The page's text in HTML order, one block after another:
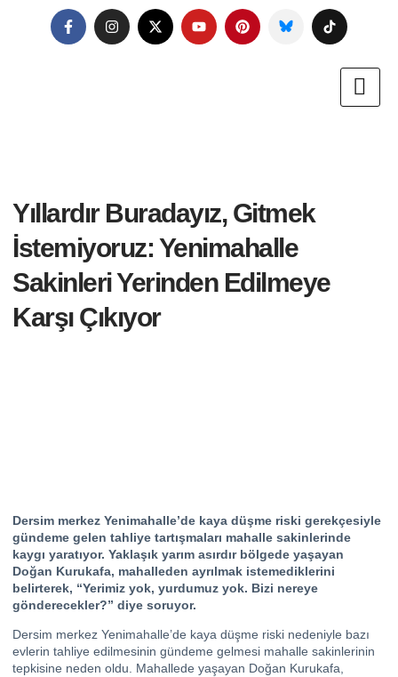
Yıllardır Buradayız, Gitmek
İstemiyoruz: Yenimahalle
Sakinleri Yerinden Edilmeye
Karşı Çıkıyor
Dersim merkez Yenimahalle’de kaya düşme riski gerekçesiyle
gündeme gelen tahliye tartışmaları mahalle sakinlerinde
kaygı yaratıyor. Yaklaşık yarım asırdır bölgede yaşayan
Doğan Kurukafa, mahalleden ayrılmak istemediklerini
belirterek, “Yerimiz yok, yurdumuz yok. Bizi nereye
gönderecekler?” diye soruyor.
Dersim merkez Yenimahalle’de kaya düşme riski nedeniyle bazı
evlerin tahliye edilmesinin gündeme gelmesi mahalle sakinlerinin
tepkisine neden oldu. Mahallede yaşayan Doğan Kurukafa,